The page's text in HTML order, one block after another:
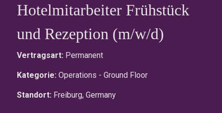
Hotelmitarbeiter Frühstück
und Rezeption (m/w/d)
Vertragsart: Permanent
Kategorie: Operations - Ground Floor
Standort: Freiburg, Germany